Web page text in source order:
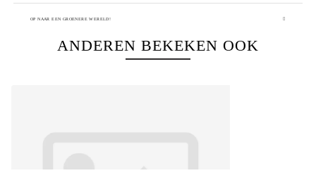
OP NAAR EEN GROENERE WERELD!
ANDEREN BEKEKEN OOK